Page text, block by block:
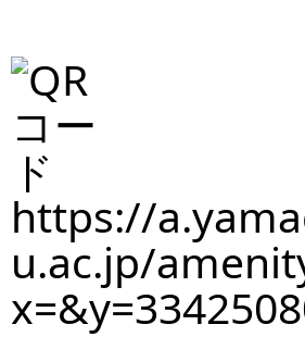
https://
u.ac.jp/